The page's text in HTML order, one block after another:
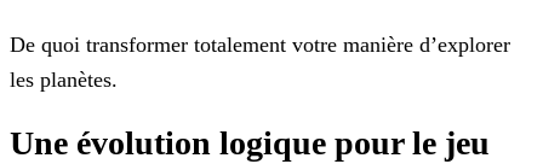
De quoi transformer totalement votre manière d’explorer
les planètes.
Une évolution logique pour le jeu